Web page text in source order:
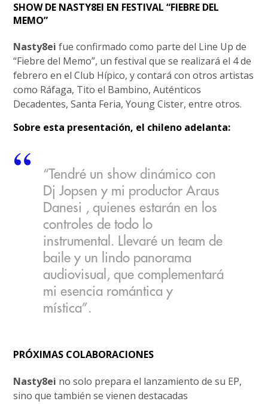
SHOW DE NASTY8EI EN FESTIVAL “FIEBRE DEL
MEMO”
Nasty8ei fue confirmado como parte del Line Up de
“Fiebre del Memo”, un festival que se realizará el 4 de
febrero en el Club Hípico, y contará con otros artistas
como Ráfaga, Tito el Bambino, Auténticos
Decadentes, Santa Feria, Young Cister, entre otros.
Sobre esta presentación, el chileno adelanta:
“Tendré un show dinámico con
Dj Jopsen y mi productor Araus
Danesi , quienes estarán en los
controles de todo lo
instrumental. Llevaré un team de
baile y un lindo panorama
audiovisual, que complementará
mi esencia romántica y
mística”.
PRÓXIMAS COLABORACIONES
Nasty8ei no solo prepara el lanzamiento de su EP,
sino que también se vienen destacadas